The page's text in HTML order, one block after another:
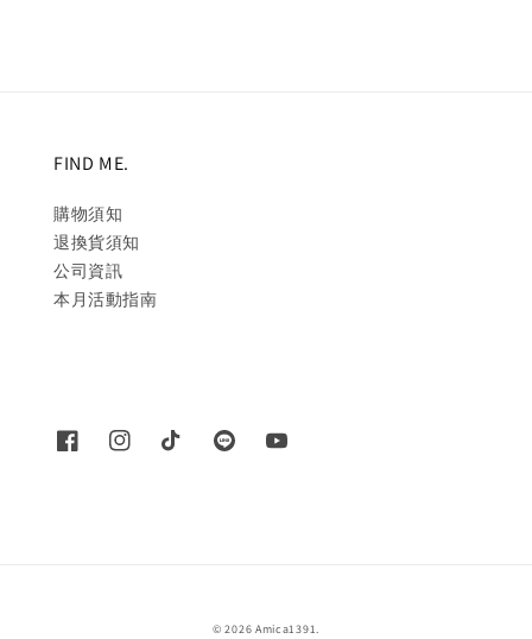
FIND ME.
購物須知
退換貨須知
公司資訊
本月活動指南
© 2026 Amica1391.